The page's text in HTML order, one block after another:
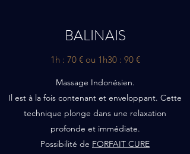
BALINAIS
1h : 70 € ou 1h30 : 90 €
Massage Indonésien.
Il est à la fois contenant et enveloppant. Cette
technique plonge dans une relaxation
profonde et immédiate.
Possibilité de FORFAIT CURE